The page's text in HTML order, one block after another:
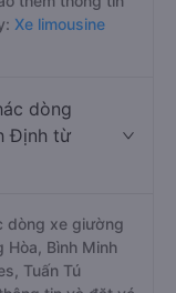
Minh Tải,
Thủy
Buslines,
Xe limousine
Định từ